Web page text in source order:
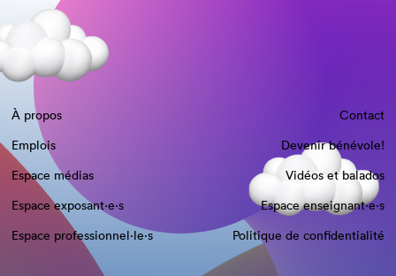
À propos
Contact
Emplois
Devenir bénévole!
Espace médias
Vidéos et balados
Espace exposant·e⋅s
Espace enseignant·e⋅s
Espace professionnel·le⋅s
Politique de confidentialité